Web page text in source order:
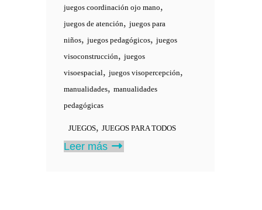
juegos coordinación ojo mano,
juegos de atención, juegos para
niños, juegos pedagógicos, juegos
visoconstrucción, juegos
visoespacial, juegos visopercepción,
manualidades, manualidades
pedagógicas
JUEGOS, JUEGOS PARA TODOS
Leer más